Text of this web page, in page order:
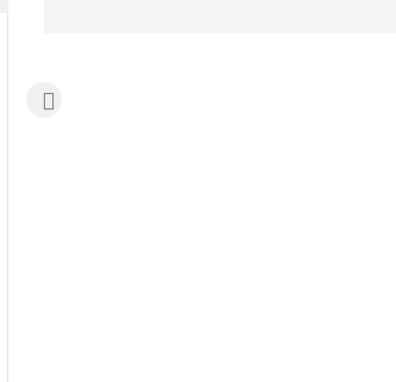
Découper...